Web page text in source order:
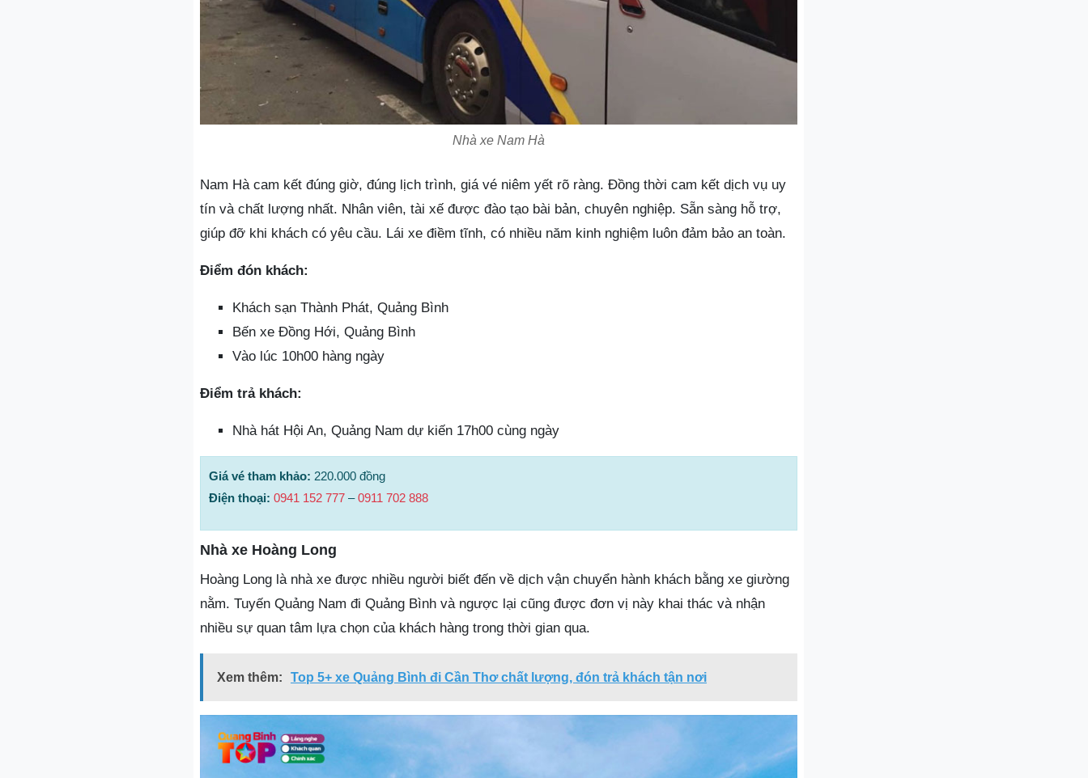
Nhà xe Nam Hà
Nam Hà cam kết đúng giờ, đúng lịch trình, giá vé niêm yết rõ ràng. Đồng thời cam kết dịch vụ uy
tín và chất lượng nhất. Nhân viên, tài xế được đào tạo bài bản, chuyên nghiệp. Sẵn sàng hỗ trợ,
giúp đỡ khi khách có yêu cầu. Lái xe điềm tĩnh, có nhiều năm kinh nghiệm luôn đảm bảo an toàn.
Điểm đón khách:
Khách sạn Thành Phát, Quảng Bình
Bến xe Đồng Hới, Quảng Bình
Vào lúc 10h00 hàng ngày
Điểm trả khách:
Nhà hát Hội An, Quảng Nam dự kiến 17h00 cùng ngày
Giá vé tham khảo: 220.000 đồng
Điện thoại: 0941 152 777 –0911 702 888
Nhà xe Hoàng Long
Hoàng Long là nhà xe được nhiều người biết đến về dịch vận chuyển hành khách bằng xe giường
nằm. Tuyến Quảng Nam đi Quảng Bình và ngược lại cũng được đơn vị này khai thác và nhận
nhiều sự quan tâm lựa chọn của khách hàng trong thời gian qua.
Xem thêm: Top 5+ xe Quảng Bình đi Cần Thơ chất lượng, đón trả khách tận nơi